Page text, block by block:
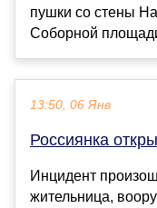
пушки со стены
Соборной
13:50, 06 Янв
Россиянка
Инцидент
жительница,